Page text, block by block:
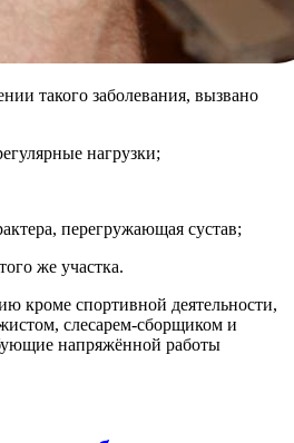
такого заболевания, вызвано
нагрузки;
перегружающая сустав;
же участка.
кроме спортивной деятельности,
слесарем-сборщиком и
напряжённой работы